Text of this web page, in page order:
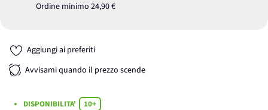
Ordine minimo 24,90 €
Aggiungi ai preferiti
Avvisami quando il prezzo scende
DISPONIBILITA'
10+